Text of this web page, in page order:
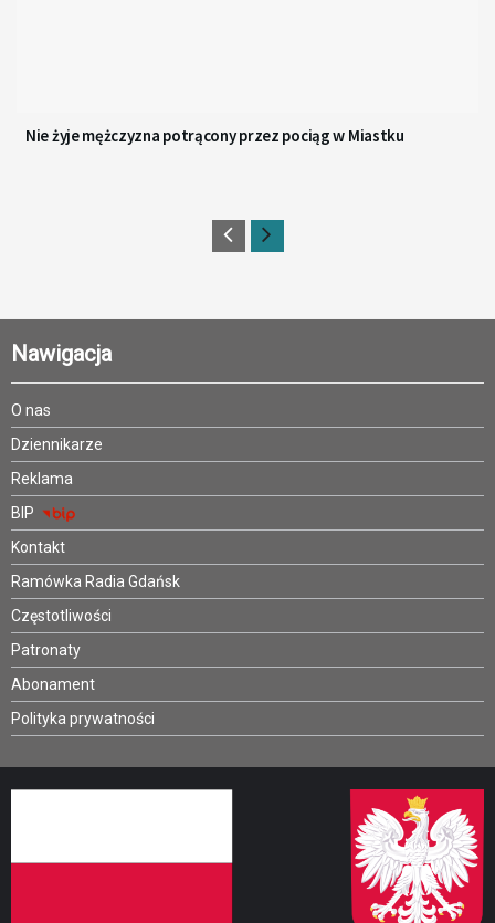
Nie żyje mężczyzna potrącony przez pociąg w Miastku
Nawigacja
O nas
Dziennikarze
Reklama
BIP
Kontakt
Ramówka Radia Gdańsk
Częstotliwości
Patronaty
Abonament
Polityka prywatności